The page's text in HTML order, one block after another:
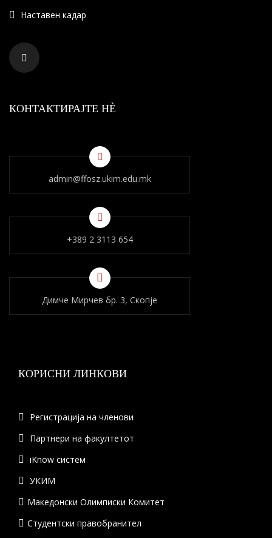
Наставен кадар
КОНТАКТИРАЈТЕ НÈ
admin@ffosz.ukim.edu.mk
+389 2 3113 654
Димче Мирчев бр. 3, Скопје
КОРИСНИ ЛИНКОВИ
Регистрација на членови
Партнери на факултетот
iKnow систем
УКИМ
Македонски Олимписки Комитет
Студентски правобранител